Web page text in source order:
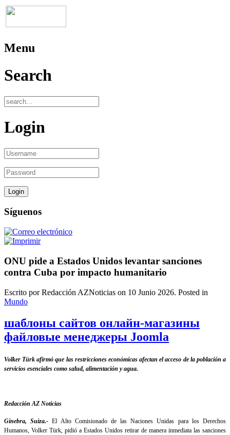
Menu
Search
Login
Síguenos
ONU pide a Estados Unidos levantar sanciones
contra Cuba por impacto humanitario
Escrito por Redacción AZNoticias on 10 Junio 2026. Posted in
Mundo
шаблоны сайтов онлайн-магазины
файловые менеджеры Joomla
Volker Türk afirmó que las restricciones económicas afectan el acceso de la población a
servicios esenciales como salud, alimentación y agua.
Redacción AZ Noticias
Ginebra, Suiza.- El Alto Comisionado de las Naciones Unidas para los Derechos
Humanos, Volker Türk, pidió a Estados Unidos retirar de manera inmediata las sanciones